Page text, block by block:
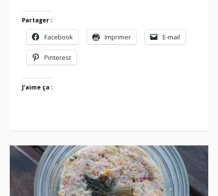
Partager :
Facebook Imprimer E-mail
Pinterest
J’aime ça :